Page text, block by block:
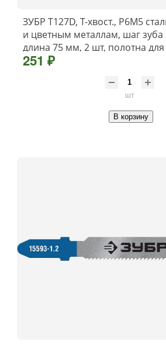
ЗУБР T127D, T-хвост., Р6М5
и цветным металлам, шаг зуба
длина 75 мм, 2 шт, полотна для
(155945-3)
251 ₽
шт
В корзину